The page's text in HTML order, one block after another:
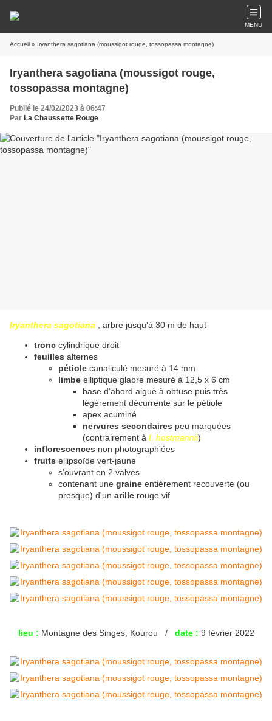
MENU
Accueil » Iryanthera sagotiana (moussigot rouge, tossopassa montagne)
Iryanthera sagotiana (moussigot rouge,
tossopassa montagne)
Publié le 24/02/2023 à 06:47
Par La Chaussette Rouge
Iryanthera sagotiana , arbre jusqu'à 30 m de haut
tronc cylindrique droit
feuilles alternes
pétiole canaliculé mesuré à 14 mm
limbe elliptique glabre mesuré à 12,5 x 6 cm
base d'abord aiguë à obtuse puis très
légèrement décurrente sur le pétiole
apex acuminé
nervures secondaires peu marquées
(contrairement à I. hostmannii)
inflorescences non photographiées
fruits ellipsoïde vert-jaune
s'ouvrant en 2 valves
contenant une graine entièrement recouverte (ou
presque) d'un arille rouge vif
lieu : Montagne des Singes, Kourou / date : 9 février 2022